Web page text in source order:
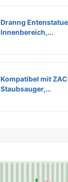
Dranng
Innenbereich,...
Kompatibel mit
Staubsauger,...